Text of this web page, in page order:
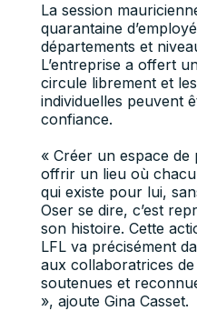
La session
quarantaine
départements et
L’entreprise a offert
circule librement et
individuelles peuvent
confiance.
« Créer un espace de
offrir un lieu où
qui existe pour lui,
Oser se dire, c’est
son histoire. Cette
LFL va précisément
aux collaboratrices
soutenues et
», ajoute Gina Casset.